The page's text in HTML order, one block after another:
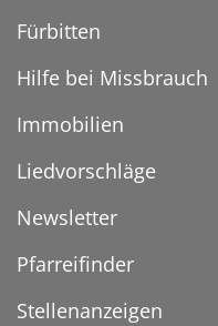
Fürbitten
Hilfe bei Missbrauch
Immobilien
Liedvorschläge
Newsletter
Pfarreifinder
Stellenanzeigen